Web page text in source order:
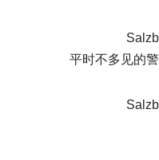
平时不多见的